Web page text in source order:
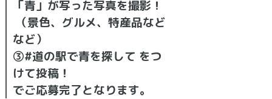
「青」が写った写真を撮影！
（景色、グルメ、特産品など
など）
③#道の駅で青を探して をつ
けて投稿！
でご応募完了となります。